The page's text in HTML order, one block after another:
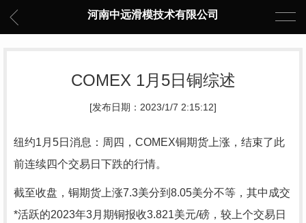
河南中远滑模技术有限公司
COMEX 1月5日铜综述
[发布日期：2023/1/7 2:15:12]
纽约1月5日消息：周四，COMEX铜期货上涨，结束了此
前连续四个交易日下跌的行情。
截至收盘，铜期货上涨7.3美分到8.05美分不等，其中成交
*活跃的2023年3月期铜报收3.821美元/磅，较上个交易日